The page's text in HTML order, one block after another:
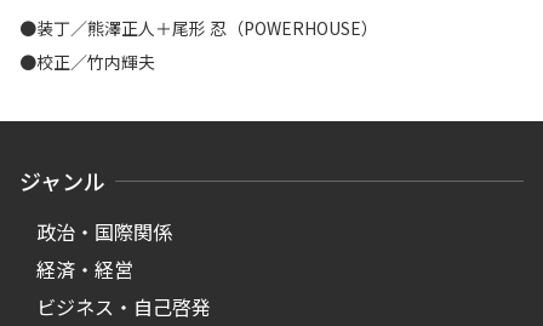
●装丁／熊澤正人＋尾形 忍（POWERHOUSE）
●校正／竹内輝夫
ジャンル
政治・国際関係
経済・経営
ビジネス・自己啓発